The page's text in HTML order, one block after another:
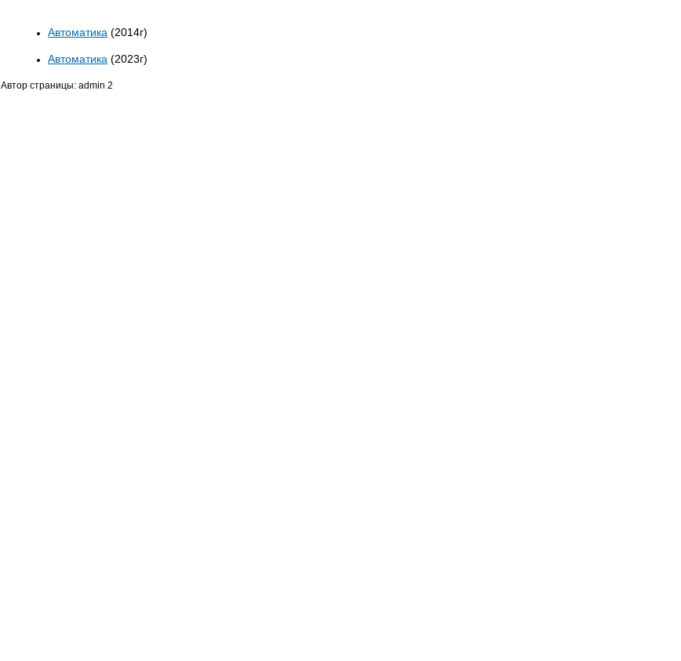
Автоматика (2014г)
Автоматика (2023г)
Автор страницы: admin 2